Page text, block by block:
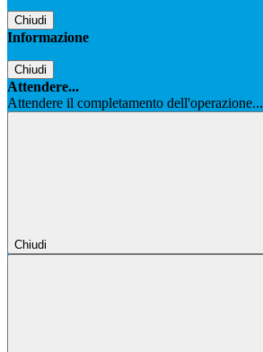
Chiudi
Informazione
Chiudi
Attendere...
Attendere il completamento dell'operazione...
Chiudi